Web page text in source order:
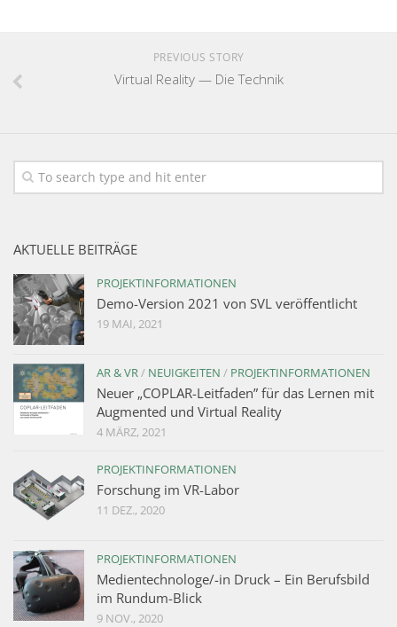
PREVIOUS STORY
Virtual Reality — Die Technik
AKTUELLE BEITRÄGE
PROJEKTINFORMATIONEN
Demo-Version 2021 von SVL veröffentlicht
19 MAI, 2021
AR & VR/ NEUIGKEITEN / PROJEKTINFORMATIONEN
Neuer „COPLAR-Leitfaden” für das Lernen mit
Augmented und Virtual Reality
4 MÄRZ, 2021
PROJEKTINFORMATIONEN
Forschung im VR-Labor
11 DEZ., 2020
PROJEKTINFORMATIONEN
Medientechnologe/-in Druck – Ein Berufsbild
im Rundum-Blick
9 NOV., 2020